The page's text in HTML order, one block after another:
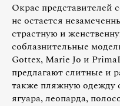
Окрас представителей
не остается
страстную и
соблазнительные
Gottex, Marie Jo и
предлагают слитные и
также пляжную одежду
ягуара, леопарда,